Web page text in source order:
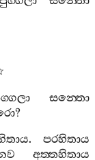
සන‍්තො
?
. පරහිතාය
අත‍්තහිතාය